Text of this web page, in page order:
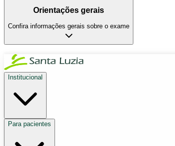
Orientações gerais
Confira informações gerais sobre o exame
Institucional
Para pacientes